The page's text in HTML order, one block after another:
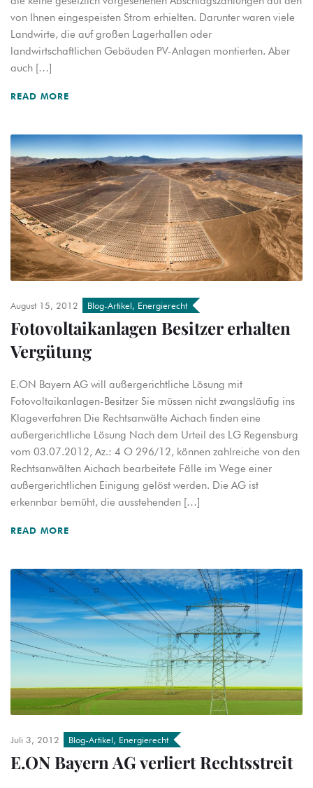
von Ihnen eingespeisten Strom erhielten. Darunter waren viele
Landwirte, die auf großen Lagerhallen oder
landwirtschaftlichen Gebäuden PV-Anlagen montierten. Aber
auch […]
READ MORE
August 15, 2012 Blog-Artikel, Energierecht
Fotovoltaikanlagen Besitzer erhalten
Vergütung
E.ON Bayern AG will außergerichtliche Lösung mit
Fotovoltaikanlagen-Besitzer Sie müssen nicht zwangsläufig ins
Klageverfahren Die Rechtsanwälte Aichach finden eine
außergerichtliche Lösung Nach dem Urteil des LG Regensburg
vom 03.07.2012, Az.: 4 O 296/12, können zahlreiche von den
Rechtsanwälten Aichach bearbeitete Fälle im Wege einer
außergerichtlichen Einigung gelöst werden. Die AG ist
erkennbar bemüht, die ausstehenden […]
READ MORE
Juli 3, 2012 Blog-Artikel, Energierecht
E.ON Bayern AG verliert Rechtsstreit